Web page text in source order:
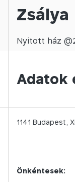
Nyitott ház @
Adatok
1141 Budapest,
Önkéntesek: